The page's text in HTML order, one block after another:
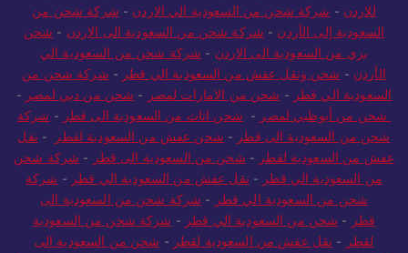
للاردن - شركة شحن من السعودية الي الاردن - شركة شحن من
السعودية إلى الأردن - شركة شحن من السعودية الى الاردن - شحن
بري من السعودية الى الاردن - شركة شحن من السعودية الي
الأردن - شحن ونقل عفش من السعودية الي قطر - شركة شحن من
السعودية الي قطر - شحن من الامارات لمصر - شحن من دبي لمصر -
شحن من أبوظبي لمصر - شحن اثاث من السعودية الى قطر - شركة
شحن من السعودية الى قطر - شحن عفش من السعودية لقطر - نقل
عفش من السعودية لقطر - شحن من السعودية الى قطر - شركة شحن
من السعودية الي قطر - نقل عفش من السعودية الي قطر - شركة
شحن من السعودية الي قطر - شركة شحن من السعودية الى
قطر - شحن من السعودية الي قطر - شركة شحن من السعودية
لقطر - نقل عفش من السعودية لقطر - شحن من السعودية الى